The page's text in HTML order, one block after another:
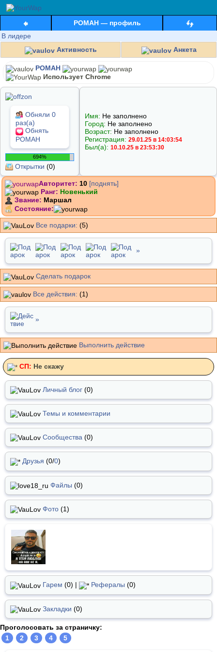
POMAH — профиль
В лидере
Активность
Анкета
POMAH
Использует Chrome
Обняли 0
раз(а)
Обнять
POMAH
694%
Открытки (0)
Имя: Не заполнено
Город: Не заполнено
Возраст: Не заполнено
Регистрация: 29.01.25 в 14:03:54
Был(а): 10.10.25 в 23:53:30
Авторитет: 10 [поднять]
Ранг: Новенький
Звание: Маршал
Состояние:
Все подарки: (5)
»
Сделать подарок
Все действия: (1)
»
Выполнить действие
СП: Не скажу
Личный блог (0)
Темы и комментарии
Сообщества (0)
Друзья (0/0)
Файлы (0)
Фото (1)
Гарем (0) | Рефералы (0)
Закладки (0)
Проголосовать за страничку:
1
2 3 4 5